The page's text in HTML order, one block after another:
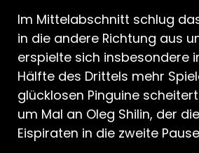
Im Mittelabschnitt schlug
in die andere Richtung aus
erspielte sich insbesondere
Hälfte des Drittels mehr
glücklosen Pinguine
um Mal an Oleg Shilin, der
Eispiraten in die zweite